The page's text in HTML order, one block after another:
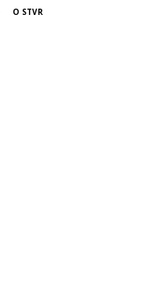
O STVR